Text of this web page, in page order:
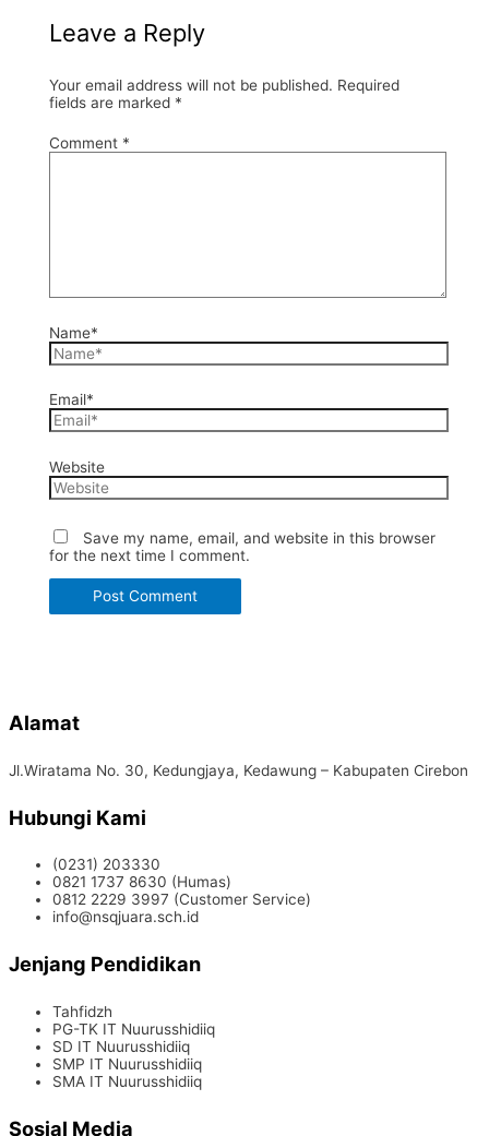
Leave a Reply
Your email address will not be published. Required
fields are marked *
Comment *
Name*
Email*
Website
Save my name, email, and website in this browser
for the next time I comment.
Alamat
Jl.Wiratama No. 30, Kedungjaya, Kedawung – Kabupaten Cirebon
Hubungi Kami
(0231) 203330
0821 1737 8630 (Humas)
0812 2229 3997 (Customer Service)
info@nsqjuara.sch.id
Jenjang Pendidikan
Tahfidzh
PG-TK IT Nuurusshidiiq
SD IT Nuurusshidiiq
SMP IT Nuurusshidiiq
SMA IT Nuurusshidiiq
Sosial Media